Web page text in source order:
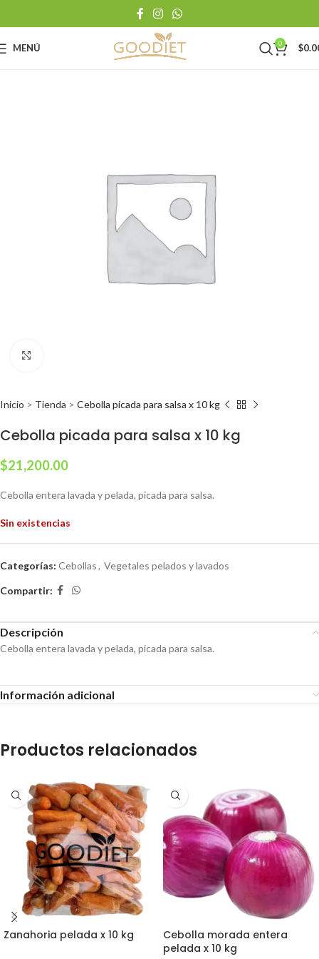
MENÚ 0 $
Inicio > Tienda > Cebolla picada para salsa x 10 kg
Cebolla picada para salsa x 10 kg
$21,200.00
Cebolla entera lavada y pelada, picada para salsa.
Sin existencias
Categorías: Cebollas, Vegetales pelados y lavados
Compartir:
Descripción
Cebolla entera lavada y pelada, picada para salsa.
Información adicional
Productos relacionados
Zanahoria pelada x 10 kg
Cebolla morada entera
pelada x 10 kg